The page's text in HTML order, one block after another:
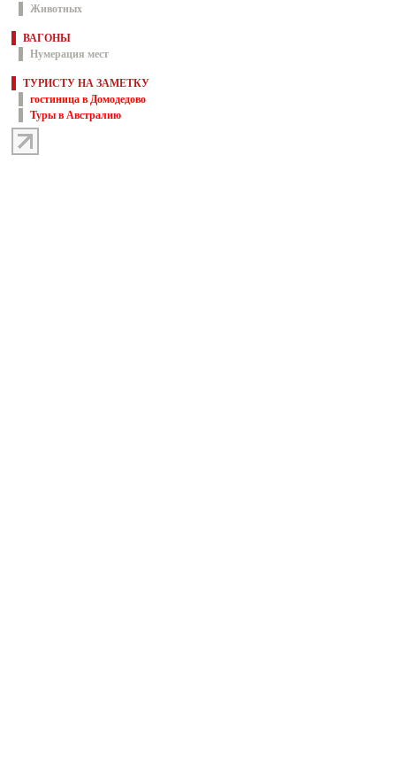
Животных
ВАГОНЫ
Нумерация мест
ТУРИСТУ НА ЗАМЕТКУ
гостиница в Домодедово
Туры в Австралию